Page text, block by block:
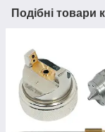
Подібні товари